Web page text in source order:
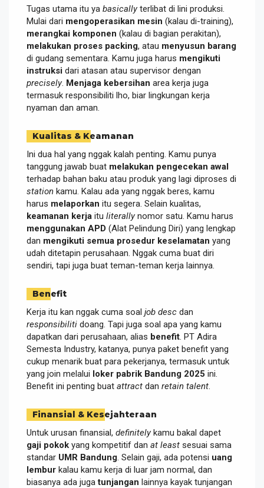
Tugas utama itu ya basicallyterlibat di lini produksi.
Mulai dari mengoperasikan mesin (kalau di-training),
merangkai komponen (kalau di bagian perakitan),
melakukan proses packing, atau menyusun barang
di gudang sementara. Kamu juga harus mengikuti
instruksi dari atasan atau supervisor dengan
precisely. Menjaga kebersihan area kerja juga
termasuk responsibiliti lho, biar lingkungan kerja
nyaman dan aman.
Kualitas & Keamanan
Ini dua hal yang nggak kalah penting. Kamu punya
tanggung jawab buat melakukan pengecekan awal
terhadap bahan baku atau produk yang lagi diproses di
station kamu. Kalau ada yang nggak beres, kamu
harus melaporkan itu segera. Selain kualitas,
keamanan kerja itu literallynomor satu. Kamu harus
menggunakan APD (Alat Pelindung Diri) yang lengkap
dan mengikuti semua prosedur keselamatan yang
udah ditetapin perusahaan. Nggak cuma buat diri
sendiri, tapi juga buat teman-teman kerja lainnya.
Benefit
Kerja itu kan nggak cuma soal job desc dan
responsibiliti doang. Tapi juga soal apa yang kamu
dapatkan dari perusahaan, alias benefit . PT Adira
Semesta Industry, katanya, punya paket benefit yang
cukup menarik buat para pekerjanya, termasuk untuk
yang join melalui loker pabrik Bandung 2025 ini.
Benefit ini penting buat attract dan retain talent
Finansial & Kesejahteraan
Untuk urusan finansial, definitelykamu bakal dapet
gaji pokok yang kompetitif dan at least sesuai sama
standar UMR Bandung . Selain gaji, ada potensi uang
lembur kalau kamu kerja di luar jam normal, dan
biasanya ada jugatunjangan lainnya kayak tunjangan